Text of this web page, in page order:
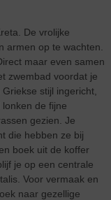
De vrolijke
armen op te wachten.
maar even samen
zwembad voordat je
stijl ingericht,
de fijne
gezien. Je
die hebben ze bij
boek uit de koffer
je op een centrale
Voor vermaak en
naar gezellige